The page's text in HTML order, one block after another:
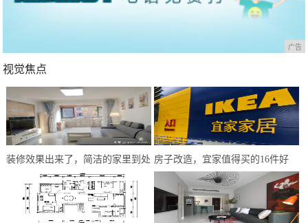
广告
视觉焦点
装修效果出来了，简洁的家里到处
闪着光，这才是我心目中的家
房子改造，宜家值得买的16件好
物，不超百元